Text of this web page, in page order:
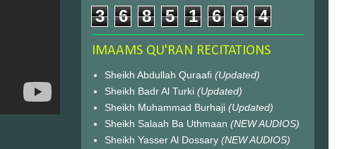
3 6 8 5 1 6 6 4
IMAAMS QU'RAN RECITATIONS
Sheikh Abdullah Quraafi (Updated)
Sheikh Badr Al Turki (Updated)
Sheikh Muhammad Burhaji (Updated)
Sheikh Salaah Ba Uthmaan (NEW AUDIOS)
Sheikh Yasser Al Dossary (NEW AUDIOS)